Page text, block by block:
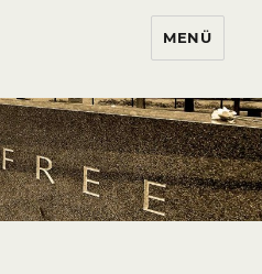
MENÜ